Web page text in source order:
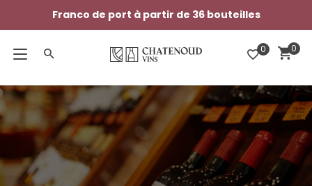
Franco de port à partir de 36 bouteilles
0